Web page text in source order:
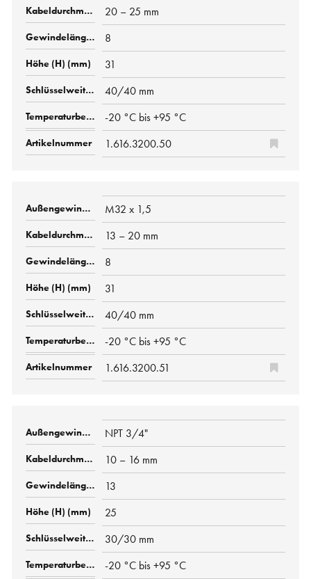
20 – 25 mm
8
31
40/40 mm
-20 °C bis +95 °C
1.616.3200.50
M32 x 1,5
13 – 20 mm
8
31
40/40 mm
-20 °C bis +95 °C
1.616.3200.51
NPT 3/4"
10 – 16 mm
13
25
30/30 mm
-20 °C bis +95 °C